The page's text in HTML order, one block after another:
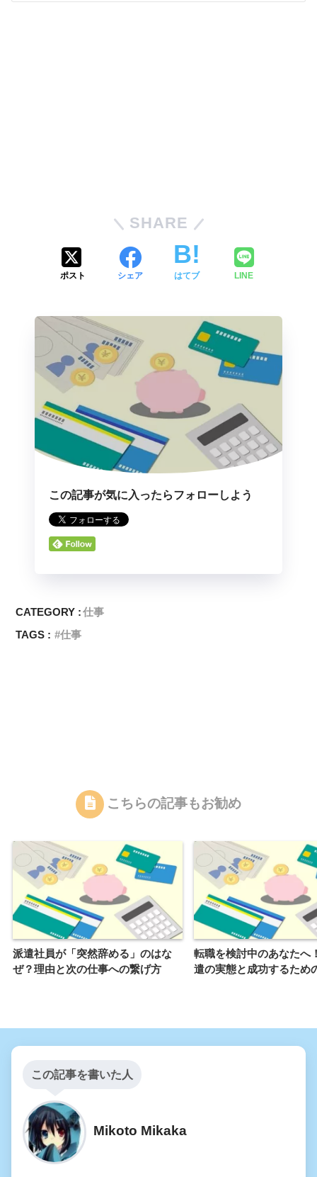
SHARE
ポスト シェア はてブ LINE
この記事が気に入ったらフォローしよう
CATEGORY :仕事
TAGS :
仕事
こちらの記事もお勧め
派遣社員が「突然辞める」のはな
ぜ？理由と次の仕事への繋げ方
転職を検討中のあなたへ
遣の実態と成功するため
この記事を書いた人
Mikoto Mikaka